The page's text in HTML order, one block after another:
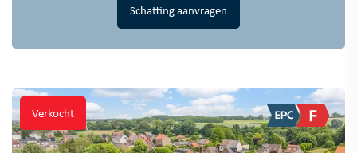
Schatting aanvragen
Verkocht